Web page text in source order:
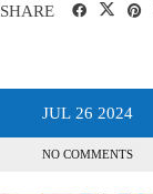
SHARE
JUL 26 2024
NO COMMENTS